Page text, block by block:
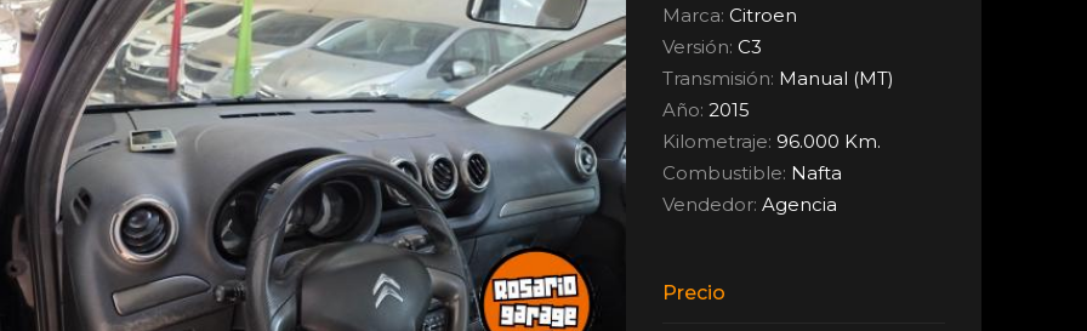
Marca: Citroen
Versión: C3
Transmisión: Manual (MT)
Año: 2015
Kilometraje: 96.000 Km.
Combustible: Nafta
Vendedor: Agencia
Precio